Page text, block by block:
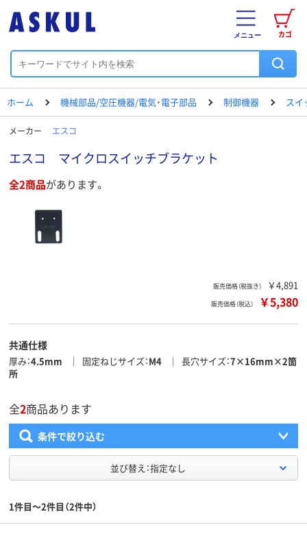
カゴ
メニュー
ホーム 機械部品/空圧機器/電気・電子部品 制御機器 スイ
メーカー エスコ
エスコ マイクロスイッチブラケット
全2商品があります。
販売価格（税抜き） ￥4,891
販売価格（税込） ￥5,380
共通仕様
厚み 4.5mm 固定ねじサイズ M4 長穴サイズ 7×16mm×2箇
所
全2商品あります
条件で絞り込む
並び替え：指定なし
1件目～2件目（2件中）